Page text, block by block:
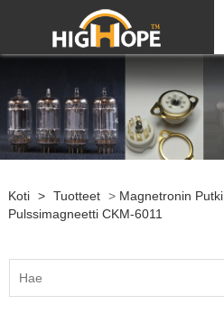
Koti > Tuotteet > Magnetronin Putki
Pulssimagneetti CKM-6011